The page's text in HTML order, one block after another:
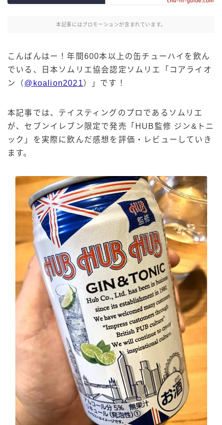
麒麟 発酵サワー
サントリー
ー196℃ ストロングゼロ
ー196℃ ザ・まるごと
CRAFT－196℃
こだわり酒場
角ハイボール
トリスハイボール
ジムビームハイボール
GREEN1/2（グリーンハーフ）
鏡月焼酎ハイ
アサヒ
贅沢搾り
樽ハイ倶楽部
ザ・レモンクラフト
ザ・カクテルクラフト
Slat(すらっと）
クリアクーラー
FRUITZER (フルーツァー）
サッポロ
濃いめのレモンサワー
本記事にはプロモーションが含まれています。
こんばんはー！年間600本以上の缶チューハイを飲ん
でいる、日本ソムリエ協会認定ソムリエ「コアライオ
ン（ @koalion2021）」です！
本記事では、テイスティングのプロであるソムリエ
が、セブンイレブン限定で発売「HUB監修 ジン&トニ
ック」を実際に飲んだ感想を評価・レビューしていき
ます。